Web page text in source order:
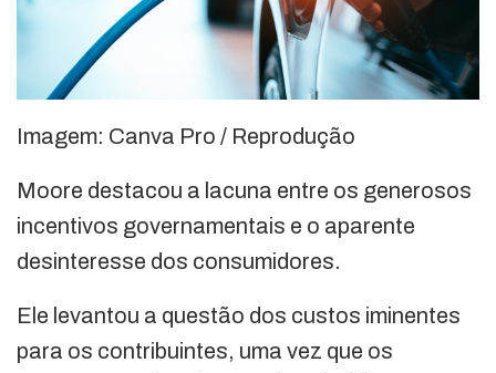
Imagem: Canva Pro / Reprodução
Moore destacou a lacuna entre os generosos
incentivos governamentais e o aparente
desinteresse dos consumidores.
Ele levantou a questão dos custos iminentes
para os contribuintes, uma vez que os